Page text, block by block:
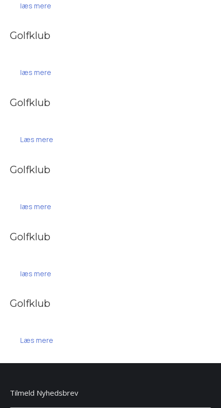
læs mere
Golfklub
læs mere
Golfklub
Læs mere
Golfklub
læs mere
Golfklub
læs mere
Golfklub
Læs mere
Tilmeld Nyhedsbrev